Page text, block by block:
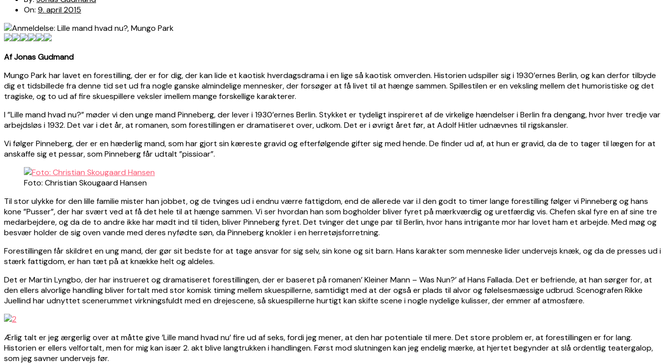
On: 9. april 2015
Af Jonas Gudmand
Mungo Park har lavet en forestilling, der er for dig, der kan lide et kaotisk hverdagsdrama i en lige så kaotisk omverden. Historien udspiller sig i 1930’ernes Berlin, og kan derfor tilbyde
dig et tidsbillede fra denne tid set ud fra nogle ganske almindelige mennesker, der forsøger at få livet til at hænge sammen. Spillestilen er en veksling mellem det humoristiske og det
tragiske, og to ud af fire skuespillere veksler imellem mange forskellige karakterer.
I ”Lille mand hvad nu?” møder vi den unge mand Pinneberg, der lever i 1930’ernes Berlin. Stykket er tydeligt inspireret af de virkelige hændelser i Berlin fra dengang, hvor hver tredje var
arbejdsløs i 1932. Det var i det år, at romanen, som forestillingen er dramatiseret over, udkom. Det er i øvrigt året før, at Adolf Hitler udnævnes til rigskansler.
Vi følger Pinneberg, der er en hæderlig mand, som har gjort sin kæreste gravid og efterfølgende gifter sig med hende. De finder ud af, at hun er gravid, da de to tager til lægen for at
anskaffe sig et pessar, som Pinneberg får udtalt ”pissioar”.
Foto: Christian Skougaard Hansen
Til stor ulykke for den lille familie mister han jobbet, og de tvinges ud i endnu værre fattigdom, end de allerede var i.I den godt to timer lange forestilling følger vi Pinneberg og hans
kone ”Pusser”, der har svært ved at få det hele til at hænge sammen. Vi ser hvordan han som bogholder bliver fyret på mærkværdig og uretfærdig vis. Chefen skal fyre en af sine tre
medarbejdere, og da de to andre ikke har mødt ind til tiden, bliver Pinneberg fyret. Det tvinger det unge par til Berlin, hvor hans intrigante mor har lovet ham et arbejde. Med møg og
besvær holder de sig oven vande med deres nyfødte søn, da Pinneberg knokler i en herretøjsforretning.
Forestillingen får skildret en ung mand, der gør sit bedste for at tage ansvar for sig selv, sin kone og sit barn. Hans karakter som menneske lider undervejs knæk, og da de presses ud i
stærk fattigdom, er han tæt på at knække helt og aldeles.
Det er Martin Lyngbo, der har instrueret og dramatiseret forestillingen, der er baseret på romanen’ Kleiner Mann – Was Nun?’ af Hans Fallada. Det er befriende, at han sørger for, at
den ellers alvorlige handling bliver fortalt med stor komisk timing mellem skuespillerne, samtidigt med at der også er plads til alvor og følelsesmæssige udbrud. Scenografen Rikke
Juellind har udnyttet scenerummet virkningsfuldt med en drejescene, så skuespillerne hurtigt kan skifte scene i nogle nydelige kulisser, der emmer af atmosfære.
Ærlig talt er jeg ærgerlig over at måtte give ’Lille mand hvad nu’ fire ud af seks, fordi jeg mener, at den har potentiale til mere. Det store problem er, at forestillingen er for lang.
Historien er ellers velfortalt, men for mig kan især 2. akt blive langtrukken i handlingen. Først mod slutningen kan jeg endelig mærke, at hjertet begynder at slå ordentlig teatergalop,
som jeg savner undervejs før.